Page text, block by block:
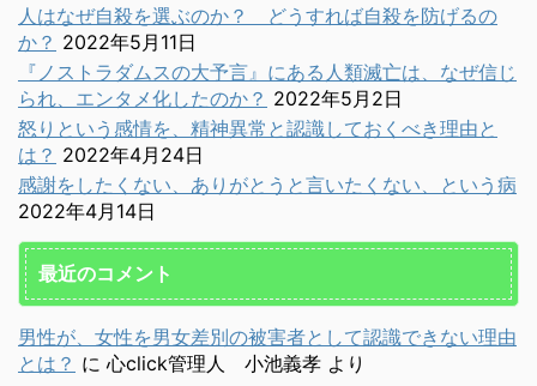
人はなぜ自殺を選ぶのか？ どうすれば自殺を防げるの
か？ 2022年5月11日
『ノストラダムスの大予言』にある人類滅亡は、なぜ信じ
られ、エンタメ化したのか？ 2022年5月2日
怒りという感情を、精神異常と認識しておくべき理由と
は？ 2022年4月24日
感謝をしたくない、ありがとうと言いたくない、という病
2022年4月14日
最近のコメント
男性が、女性を男女差別の被害者として認識できない理由
とは？ に 心click管理人 小池義孝 より